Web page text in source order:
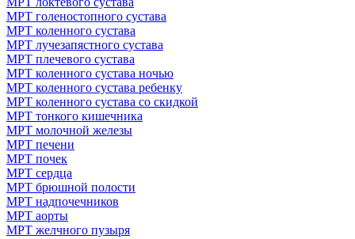
МРТ голеностопного сустава
МРТ коленного сустава
МРТ лучезапястного сустава
МРТ плечевого сустава
МРТ коленного сустава ночью
МРТ коленного сустава ребенку
МРТ коленного сустава со скидкой
МРТ тонкого кишечника
МРТ молочной железы
МРТ печени
МРТ почек
МРТ сердца
МРТ брюшной полости
МРТ надпочечников
МРТ аорты
МРТ желчного пузыря